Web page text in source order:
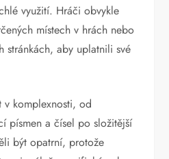
využití. Hráči obvykle
místech v hrách nebo
stránkách, aby uplatnili své
v komplexnosti, od
písmen a čísel po složitější
být opatrní, protože